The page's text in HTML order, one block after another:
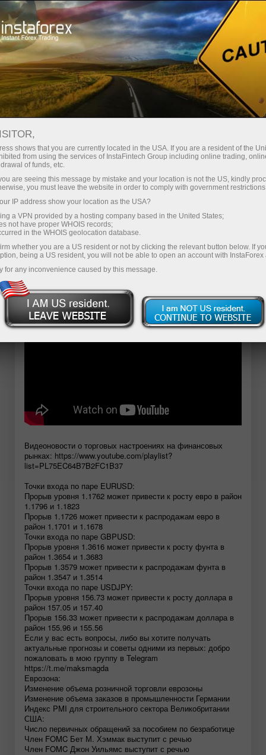
Трейдерам Форекс обзоры Обзоры
07.05.2026: Аналитические
обзоры Форекс: Трейдеры снова
поверили Трампу. Видеопрогноз на
7 мая
Открыть торговый счет
Открыть демосчет
Видеоновости о торговых настроениях на финансовых
рынках: https://www.youtube.com/playlist?
list=PL75EC64B7B2FC1B37
Точки входа по паре EURUSD:
Прорыв уровня 1.1762 может привести к росту евро в район
1.1796 и 1.1823
Прорыв 1.1726 может привести к распродажам евро в
район 1.1701 и 1.1678
Точки входа по паре GBPUSD:
Прорыв уровня 1.3616 может привести к росту фунта в
район 1.3654 и 1.3683
Прорыв 1.3579 может привести к распродажам фунта в
район 1.3547 и 1.3514
Точки входа по паре USDJPY:
Прорыв уровня 156.73 может привести к росту доллара в
район 157.05 и 157.40
Прорыв 156.33 может привести к распродажам доллара в
район 155.96 и 155.56
Если у вас есть вопросы, либо вы хотите получать
актуальные прогнозы и советы одними из первых: добро
пожаловать в мою группу в Telegram
https://t.me/maksmagda
Еврозона:
Изменение объема розничной торговли еврозоны
Изменение объема заказов в промышленности Германии
Индекс PMI для строительного сектора Великобритании
США:
Число первичных обращений за пособием по безработице
Член FOMC Бет М. Хэммак выступит с речью
Член FOMC Джон Уильямс выступит с речью
shows that you are currently located in the USA. If you are a resident of the
from using the services of InstaFintech Group including online trading,
of funds, etc.
are seeing this message by mistake and your location is not the US, kindly
you must leave the website in order to comply with government
IP address show your location as the USA?
a VPN provided by a hosting company based in the United States;
not have proper WHOIS records;
in the WHOIS geolocation database.
whether you are a US resident or not by clicking the relevant button below. If
being a US resident, you will not be able to open an account with InstaForex
for any inconvenience caused by this message.